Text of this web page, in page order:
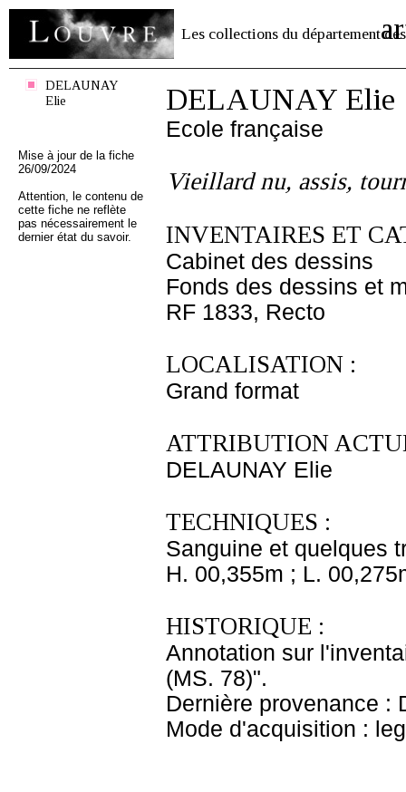
Les collections du département des
DELAUNAY
Elie
Mise à jour de la fiche
26/09/2024
Attention, le contenu de
cette fiche ne reflète
pas nécessairement le
dernier état du savoir.
DELAUNAY Elie
Ecole française
Vieillard nu, assis,
INVENTAIRES ET
Cabinet des dessins
Fonds des dessins et
RF 1833, Recto
LOCALISATION :
Grand format
ATTRIBUTION
DELAUNAY Elie
TECHNIQUES :
Sanguine et quelques
H. 00,355m ; L.
HISTORIQUE :
Annotation sur
(MS. 78)".
Dernière provenance :
Mode d'acquisition :